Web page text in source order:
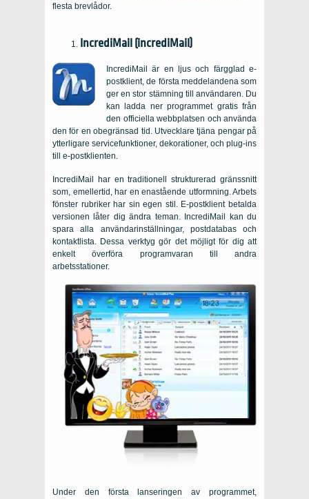
flesta brevlådor.
IncrediMail (incrediMail)
IncrediMail är en ljus och färgglad e-
postklient, de första meddelandena som
ger en stor stämning till användaren. Du
kan ladda ner programmet gratis från
den officiella webbplatsen och använda
den för en obegränsad tid. Utvecklare tjäna pengar på
ytterligare servicefunktioner, dekorationer, och plug-ins
till e-postklienten.
IncrediMail har en traditionell strukturerad gränssnitt
som, emellertid, har en enastående utformning. Arbets
fönster rubriker har sin egen stil. E-postklient betalda
versionen låter dig ändra teman. IncrediMail kan du
spara alla användarinställningar, postdatabas och
kontaktlista. Dessa verktyg gör det möjligt för dig att
enkelt överföra programvaran till andra
arbetsstationer.
Under den första lanseringen av programmet,